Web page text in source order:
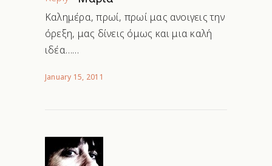
Καλημέρα, πρωί, πρωί μας ανοιγεις την
όρεξη, μας δίνεις όμως και μια καλή
ιδέα……
January 15, 2011